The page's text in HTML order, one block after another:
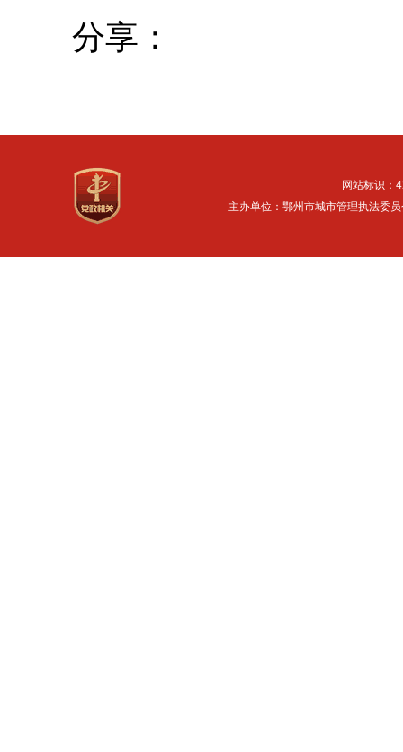
分享：
网站标识：
主办单位：鄂州市城市管理执法委